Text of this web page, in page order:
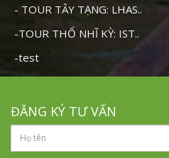
- TOUR TÂY TẠNG: LHAS..
-TOUR THỔ NHĨ KỲ: IST..
-test
ĐĂNG KÝ TƯ VẤN